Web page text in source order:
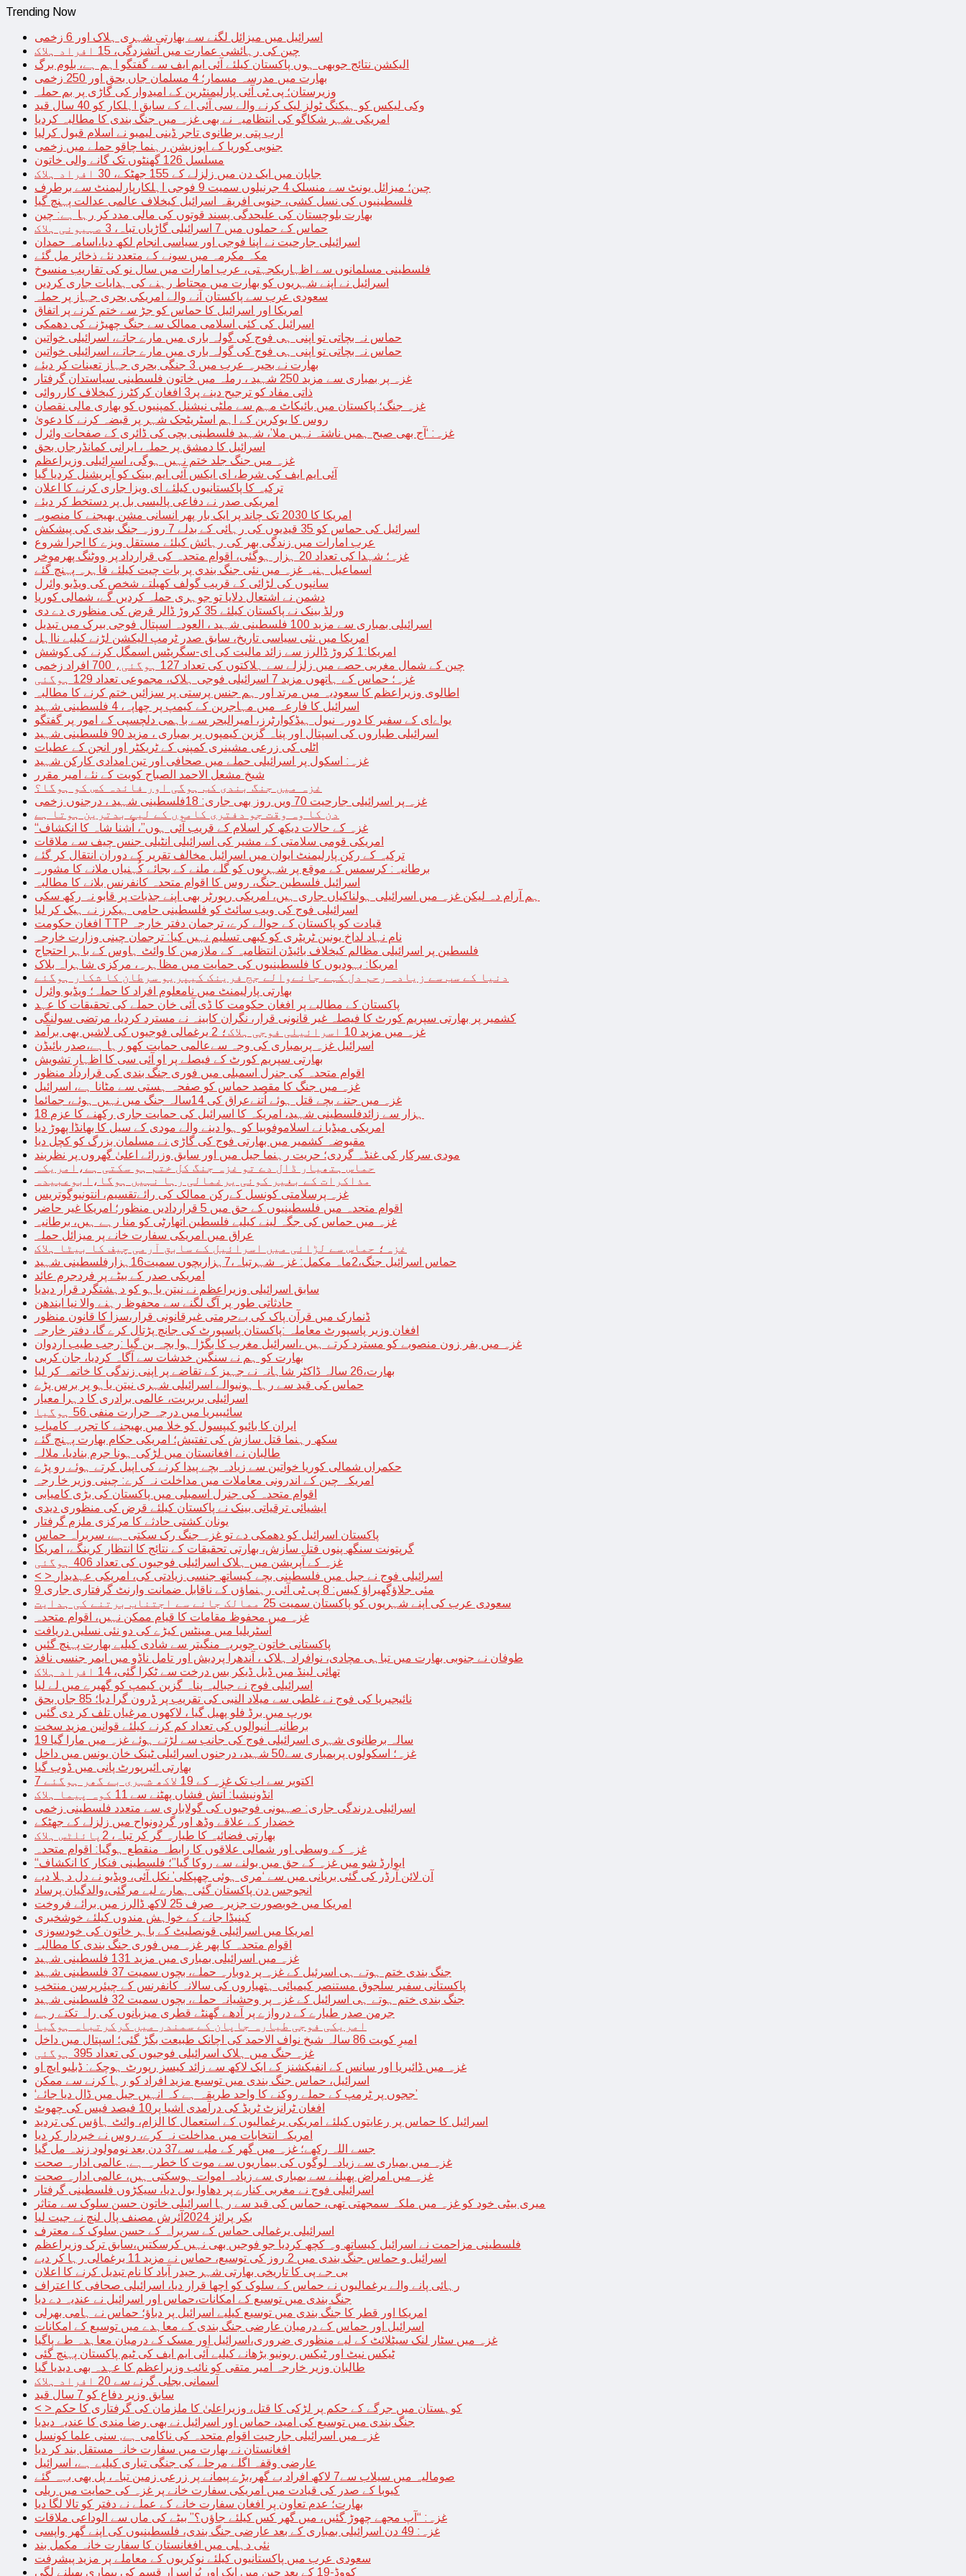
Trending Now
اسرائیل میں میزائل لگنے سے بھارتی شہری ہلاک اور 6 زخمی
چین کی رہائشی عمارت میں آتشزدگی، 15 افراد ہلاک
الیکشن نتائج جوبھی ہوں پاکستان کیلئے آئی ایم ایف سے گفتگو اہم ہے، بلوم برگ
بھارت میں مدرسہ مسمار؛ 4 مسلمان جاں بحق اور 250 زخمی
وزیرستان؛ پی ٹی آئی پارلیمنٹرین کے امیدوار کی گاڑی پر بم حملہ
وکی لیکس کو ہیکنگ ٹولز لیک کرنے والے سی آئی اے کے سابق اہلکار کو 40 سال قید
امریکی شہر شکاگو کی انتظامیہ نے بھی غزہ میں جنگ بندی کا مطالبہ کردیا
ارب پتی برطانوی تاجر ڈینی لیمبو نے اسلام قبول کرلیا
جنوبی کوریا کے اپوزیشن رہنما چاقو حملے میں زخمی
مسلسل 126 گھنٹوں تک گانے والی خاتون
جاپان میں ایک دن میں زلزلے کے 155 جھٹکے، 30 افراد ہلاک
چین؛ میزائل یونٹ سے منسلک 4 جرنیلوں سمیت 9 فوجی اہلکارپارلیمنٹ سے برطرف
فلسطینیوں کی نسل کشی، جنوبی افریقہ اسرائیل کیخلاف عالمی عدالت پہنچ گیا
بھارت بلوچستان کی علیحدگی پسند قوتوں کی مالی مدد کر رہا ہے: چین
حماس کے حملوں میں 7 اسرائیلی گاڑیاں تباہ، 3 صہیونی ہلاک
اسرائیلی جارحیت نے اپنا فوجی اور سیاسی انجام لکھ دیا،اسامہ حمدان
مکہ مکرمہ میں سونے کے متعدد نئے ذخائر مل گئے
فلسطینی مسلمانوں سے اظہاریکجہتی، عرب امارات میں سال نو کی تقاریب منسوخ
اسرائیل نے اپنے شہریوں کو بھارت میں محتاط رہنے کی ہدایات جاری کردیں
سعودی عرب سے پاکستان آنے والے امریکی بحری جہاز پر حملہ
امریکا اور اسرائیل کا حماس کو جڑ سے ختم کرنے پر اتفاق
اسرائیل کی کئی اسلامی ممالک سے جنگ چھیڑنے کی دھمکی
حماس نہ بچاتی تو اپنی ہی فوج کی گولہ باری میں مارے جاتے، اسرائیلی خواتین
حماس نہ بچاتی تو اپنی ہی فوج کی گولہ باری میں مارے جاتے، اسرائیلی خواتین
بھارت نے بحیرہ عرب میں 3 جنگی بحری جہاز تعینات کر دیئے
غزہ پر بمباری سے مزید 250 شہید ، رملہ میں خاتون فلسطینی سیاستدان گرفتار
ذاتی مفاد کو ترجیح دینے پر3 افغان کرکٹرز کیخلاف کارروائی
غزہ جنگ؛ پاکستان میں بائیکاٹ مہم سے ملٹی نیشنل کمپنیوں کو بھاری مالی نقصان
روس کا یوکرین کے اہم اسٹریٹجک شہر پر قبضہ کرنے کا دعویٰ
غزہ: ‘آج بھی صبح ہمیں ناشتہ نہیں ملا’، شہید فلسطینی بچی کی ڈائری کے صفحات وائرل
اسرائیل کا دمشق پر حملہ، ایرانی کمانڈرجاں بحق
غزہ میں جنگ جلد ختم نہیں ہوگی، اسرائیلی وزیراعظم
آئی ایم ایف کی شرط، ای ایکس آئی ایم بینک کو آپریشنل کردیا گیا
ترکیہ کا پاکستانیوں کیلئے ای ویزا جاری کرنے کا اعلان
امریکی صدر نے دفاعی پالیسی بل پر دستخط کر دیئے
امریکا کا 2030 تک چاند پر ایک بار پھر انسانی مشن بھیجنے کا منصوبہ
اسرائیل کی حماس کو 35 قیدیوں کی رہائی کے بدلے 7 روزہ جنگ بندی کی پیشکش
عرب امارات میں زندگی بھر کی رہائش کیلئے مستقل ویزے کا اجرا شروع
غزہ؛ شہدا کی تعداد 20 ہزار ہوگئی، اقوام متحدہ کی قرارداد پر ووٹنگ پھرموخر
اسماعیل ہنیہ غزہ میں نئی جنگ بندی پر بات چیت کیلئے قاہرہ پہنچ گئے
سانپوں کی لڑائی کے قریب گولف کھیلتے شخص کی ویڈیو وائرل
دشمن نے اشتعال دلایا تو جوہری حملہ کردیں گے، شمالی کوریا
ورلڈ بینک نے پاکستان کیلئے 35 کروڑ ڈالر قرض کی منظوری دے دی
اسرائیلی بمباری سے مزید 100 فلسطینی شہید ، العودہ اسپتال فوجی بیرک میں تبدیل
امریکا میں نئی سیاسی تاریخ، سابق صدر ٹرمپ الیکشن لڑنے کیلیے نااہل
امریکا:1 کروڑ ڈالرز سے زائد مالیت کی ای-سگریٹس اسمگل کرنے کی کوشش
چین کے شمال مغربی حصے میں زلزلے سے ہلاکتوں کی تعداد 127 ہوگئی، 700 افراد زخمی
غزہ؛ حماس کے ہاتھوں مزید 7 اسرائیلی فوجی ہلاک، مجموعی تعداد 129 ہوگئی
اطالوی وزیراعظم کا سعودیہ میں مرتد اور ہم جنس پرستی پر سزائیں ختم کرنے کا مطالبہ
اسرائیل کا فارعہ میں مہاجرین کے کیمپ پر چھاپہ، 4 فلسطینی شہید
یواےای کے سفیر کا دورہ نیول ہیڈکوارٹرز، امیرالبحر سے باہمی دلچسپی کے امور پر گفتگو
اسرائیلی طیاروں کی اسپتال اور پناہ گزین کیمپوں پر بمباری ، مزید 90 فلسطینی شہید
اٹلی کی زرعی مشینری کمپنی کے ٹریکٹر اور انجن کے عطیات
غزہ: اسکول پر اسرائیلی حملے میں صحافی اور تین امدادی کارکن شہید
شیخ مشعل الاحمد الصباح کویت کے نئے امیر مقرر
غزہ میں جنگ بندی کب ہوگی اور فائدہ کس کو ہوگا؟
غزہ پر اسرائیلی جارحیت 70 ویں روز بھی جاری: 18فلسطینی شہید ، درجنوں زخمی
دن کا وہ وقت جو دفتری کاموں کے لیے بدترین ہوتا ہے
“غزہ کے حالات دیکھ کر اسلام کے قریب آئی ہوں”، اُشنا شاہ کا انکشاف
امریکی قومی سلامتی کے مشیر کی اسرائیلی انٹیلی جنس چیف سے ملاقات
ترکیہ کے رکن پارلیمنٹ ایوان میں اسرائیل مخالف تقریر کے دوران انتقال کر گئے
برطانیہ: کرسمس کے موقع پر شہریوں کو گلے ملنے کے بجائے کُہنیاں ملانے کا مشورہ
اسرائیل فلسطین جنگ، روس کا اقوام متحدہ کانفرنس بلانے کا مطالبہ
ہم آرام دہ لیکن غزہ میں اسرائیلی ہولناکیاں جاری ہیں، امریکی رپورٹر بھی اپنے جذبات پر قابو نہ رکھ سکی
اسرائیلی فوج کی ویب سائٹ کو فلسطینی حامی ہیکرز نے ہیک کر لیا
افغان حکومت TTP قیادت کو پاکستان کے حوالے کرے، ترجمان دفتر خارجہ
نام نہاد لداخ یونین ٹریٹری کو کبھی تسلیم نہیں کیا: ترجمان چینی وزارت خارجہ
فلسطین پر اسرائیلی مظالم کیخلاف بائیڈن انتظامیہ کے ملازمین کا وائٹ ہاوس کے باہر احتجاج
امریکا: یہودیوں کا فلسطینیوں کی حمایت میں مظاہرہ، مرکزی شاہراہ بلاک
دنیا کے سب سے زیادہ رحم دل کہے جانےوالے جج فرینک کیپریو سرطان کا شکار ہوگئے
بھارتی پارلیمنٹ میں نامعلوم افراد کا حملہ؛ ویڈیو وائرل
پاکستان کے مطالبے پر افغان حکومت کا ڈی آئی خان حملے کی تحقیقات کا عہد
کشمیر پر بھارتی سپریم کورٹ کا فیصلہ غیر قانونی قرار، نگران کابینہ نے مسترد کردیا، مرتضی سولنگی
غزہ میں مزید 10 اسرائیلی فوجی ہلاک؛ 2 یرغمالی فوجیوں کی لاشیں بھی برآمد
اسرائیل غزہ پربمباری کی وجہ سےعالمی حمایت کھو رہا ہے،صدر بائیڈن
بھارتی سپریم کورٹ کے فیصلے پر او آئی سی کا اظہارِ تشویش
اقوام متحدہ کی جنرل اسمبلی میں فوری جنگ بندی کی قرارداد منظور
غزہ میں جنگ کا مقصد حماس کو صفحہ ہستی سے مٹانا ہے، اسرائیل
غزہ میں جتنے بچے قتل ہوئے اُتنےعراق کی 14سالہ جنگ میں نہیں ہوئے، جمائما
18 ہزار سے زائدفلسطینی شہید، امریکہ کا اسرائیل کی حمایت جاری رکھنے کا عزم
امریکی میڈیا نے اسلاموفوبیا کو ہوا دینے والے مودی کے سیل کا بھانڈا پھوڑ دیا
مقبوضہ کشمیر میں بھارتی فوج کی گاڑی نے مسلمان بزرگ کو کچل دیا
مودی سرکار کی غنڈہ گردی؛ حریت رہنما جیل میں اور سابق وزرائے اعلیٰ گھروں پر نظربند
حماس ہتھیار ڈال دے تو غزہ جنگ کل ختم ہو سکتی ہے،امریکہ
مذاکرات کے بغیر کوئی یرغمالی رہا نہیں ہوگا،ابوعبیدہ
غزہ پرسلامتی کونسل کےرکن ممالک کی رائےتقسیم، انتونیوگوتریس
اقوام متحدہ میں فلسطینیوں کے حق میں 5 قراردادیں منظور؛ امریکا غیر حاضر
غزہ میں حماس کی جگہ لینے کیلیے فلسطین اتھارٹی کو منا رہے ہیں، برطانیہ
عراق میں امریکی سفارت خانے پر میزائل حملہ
غزہ؛ حماس سے لڑائی میں اسرائیل کے سابق آرمی چیف کا بیٹا ہلاک
حماس اسرائیل جنگ،2ماہ مکمل: غزہ شہرتباہ،7ہزاربچوں سمیت16ہزارفلسطینی شہید
امریکی صدر کے بیٹے پر فردجرم عائد
سابق اسرائیلی وزیراعظم نے نیتن یاہو کو دہشتگرد قرار دیدیا
حادثاتی طور پر آگ لگنے سے محفوظ رہنے والا نیا ایندھن
ڈنمارک میں قرآن پاک کی بےحرمتی غیرقانونی قرار،سزا کا قانون منظور
افغان وزیر پاسپورٹ معاملہ :پاکستان پاسپورٹ کی جانچ پڑتال کرے گا، دفتر خارجہ
غزہ میں بفر زون منصوبے کو مسترد کرتے ہیں ،اسرائیل مغرب کا بگڑا ہوا بچہ بن گیا :رجب طیب اردوان
بھارت کو ہم نے سنگین خدشات سے آگاہ کردیا، جان کربی
بھارت،26 سالہ ڈاکٹر شاہانہ نے جہیز کے تقاضے پر اپنی زندگی کا خاتمہ کر لیا
حماس کی قید سے رہا ہونیوالے اسرائیلی شہری نیتن یاہو پر برس پڑے
اسرائیلی بربریت، عالمی برادری کا دہرا معیار
سائیبیریا میں درجہ حرارت منفی 56 ہوگیا
ایران کا بائیو کیپسول کو خلا میں بھیجنے کا تجربہ کامیاب
سکھ رہنما قتل سازش کی تفتیش؛ امریکی حکام بھارت پہنچ گئے
طالبان نے افغانستان میں لڑکی ہونا جرم بنادیا، ملالہ
حکمراں شمالی کوریا خواتین سے زیادہ بچے پیدا کرنے کی اپیل کرتے ہوئے رو پڑے
امریکہ چین کے اندرونی معاملات میں مداخلت نہ کرے: چینی وزیر خا رجہ
اقوام متحدہ کی جنرل اسمبلی میں پاکستان کی بڑی کامیابی
ایشیائی ترقیاتی بینک نے پاکستان کیلئے قرض کی منظوری دیدی
یونان کشتی حادثے کا مرکزی ملزم گرفتار
پاکستان اسرائیل کو دھمکی دے تو غزہ جنگ رک سکتی ہے، سربراہ حماس
گرپتونت سنگھ پنوں قتل سازش، بھارتی تحقیقات کے نتائج کا انتظار کرینگے، امریکا
غزہ کے آپریشن میں ہلاک اسرائیلی فوجیوں کی تعداد 406 ہوگئی
< > اسرائیلی فوج نے جیل میں فلسطینی بچے کیساتھ جنسی زیادتی کی، امریکی عہدیدار
9 مئی جلاؤگھیراؤ کیس: 8 پی ٹی آئی رہنماؤں کے ناقابل ضمانت وارنٹ گرفتاری جاری
سعودی عرب کی اپنے شہریوں کو پاکستان سمیت 25 ممالک جانے سے اجتناب برتنے کی ہدایت
غزہ میں محفوظ مقامات کا قیام ممکن نہیں، اقوام متحدہ
آسٹریلیا میں مینٹس کیڑے کی دو نئی نسلیں دریافت
پاکستانی خاتون جویریہ منگیتر سے شادی کیلیے بھارت پہنچ گئیں
طوفان نے جنوبی بھارت میں تباہی مچادی، نوافراد ہلاک ، آندھرا پردیش اور تامل ناڈو میں ایمر جنسی نافذ
تھائی لینڈ میں ڈبل ڈیکر بس درخت سے ٹکرا گئی، 14 افراد ہلاک
اسرائیلی فوج نے جبالیہ پناہ گزین کیمپ کو گھیرے میں لے لیا
نائیجیریا کی فوج نے غلطی سے میلاد النبی کی تقریب پر ڈرون گرا دیا؛ 85 جاں بحق
یورپ میں برڈ فلو پھیل گیا ، لاکھوں مرغیاں تلف کر دی گئیں
برطانیہ آنیوالوں کی تعداد کم کرنے کیلئے قوانین مزید سخت
19 سالہ برطانوی شہری اسرائیلی فوج کی جانب سے لڑتے ہوئے غزہ میں مارا گیا
غزہ؛ اسکولوں پربمباری سے50 شہید، درجنوں اسرائیلی ٹینک خان یونس میں داخل
بھارتی ائیرپورٹ پانی میں ڈوب گیا
7 اکتوبر سے اب تک غزہ کے 19 لاکھ شہری بے گھر ہوگئے
انڈونیشیا: آتش فشاں پھٹنے سے 11 کوہ پیما ہلاک
اسرائیلی درندگی جاری: صہیونی فوجیوں کی گولاباری سے متعدد فلسطینی زخمی
خضدار کے علاقے وڈھ اور گردونواح میں زلزلے کے جھٹکے
بھارتی فضائیہ کا طیارہ گر کر تباہ، 2پائلٹس ہلاک
غزہ کے وسطی اور شمالی علاقوں کا رابطہ منقطع ہوگیا: اقوام متحدہ
“ایوارڈ شو میں غزہ کے حق میں بولنے سے روکا گیا”؛ فلسطینی فنکار کا انکشاف
آن لائن آرڈر کی گئی بریانی میں سے ‘مری ہوئی چھپکلی’ نکل آئی، ویڈیو نے دل دہلا دیے
انجوجس دن پاکستان گئی ہمارے لیے مرگئی،والدگیان پرساد
امریکا میں خوبصورت جزیرہ صرف 25 لاکھ ڈالرز میں برائے فروخت
کینیڈا جانے کے خواہش مندوں کیلئے خوشخبری
امریکا میں اسرائیلی قونصلیٹ کے باہر خاتون کی خودسوزی
اقوام متحدہ کا پھر غزہ میں فوری جنگ بندی کا مطالبہ
غزہ میں اسرائیلی بمباری میں مزید 131 فلسطینی شہید
جنگ بندی ختم ہوتے ہی اسرئیل کے غزہ پر دوبارہ حملے، بچوں سمیت 37 فلسطینی شہید
پاکستانی سفیر سلجوق مستنصر کیمیائی ہتھیاروں کی سالانہ کانفرنس کے چیئرپرسن منتخب
جنگ بندی ختم ہوتے ہی اسرائیل کے غزہ پر وحشیانہ حملے، بچوں سمیت 32 فلسطینی شہید
جرمن صدر طیارے کے دروازے پر آدھے گھنٹے قطری میزبانوں کی راہ تکتے رہے
امریکی فوجی طیارہ جاپان کے سمندر میں گرکرتباہ ہوگیا
امیرِ کویت 86 سالہ شیخ نواف الاحمد کی اچانک طبیعت بگڑ گئی؛ اسپتال میں داخل
غزہ جنگ میں ہلاک اسرائیلی فوجیوں کی تعداد 395 ہوگئی
غزہ میں ڈائیریا اور سانس کے انفیکشنز کے ایک لاکھ سے زائد کیسز رپورٹ ہوچکے: ڈبلیو ایچ او
اسرائیل، حماس جنگ بندی میں توسیع مزید افراد کو رہا کرنے سے ممکن
‘ججوں پر ٹرمپ کے حملے روکنے کا واحد طریقہ ہے کہ انہیں جیل میں ڈال دیا جائے’
افغان ٹرانزٹ ٹریڈ کی درآمدی اشیا پر10 فیصد فیس کی چھوٹ
اسرائیل کا حماس پر رعایتوں کیلئے امریکی یرغمالیوں کے استعمال کا الزام، وائٹ ہاؤس کی تردید
امریکہ انتخابات میں مداخلت نہ کرے، روس نے خبردار کر دیا
جسے اللہ رکھے؛ غزہ میں گھر کے ملبے سے37 دن بعد نومولود زندہ مل گیا
غزہ میں بمباری سے زیادہ لوگوں کی بیماریوں سے موت کا خطرہ ہے, عالمی ادارہ صحت
غزہ میں امراض پھیلنے سے بمباری سے زیادہ اموات ہوسکتی ہیں، عالمی ادارہ صحت
اسرائیلی فوج نے مغربی کنارے پر دھاوا بول دیا، سیکڑوں فلسطینی گرفتار
میری بیٹی خود کو غزہ میں ملکہ سمجھتی تھی، حماس کی قید سے رہا اسرائیلی خاتون حسن سلوک سے متاثر
بکر پرائز 2024آئرش مصنف پال لنچ نے جیت لیا
اسرائیلی یرغمالی حماس کے سربراہ کے حسن سلوک کے معترف
فلسطینی مزاحمت نے اسرائیل کیساتھ وہ کچھ کردیا جو فوجیں بھی نہیں کرسکتیں،سابق ترک وزیراعظم
اسرائیل و حماس جنگ بندی میں 2 روز کی توسیع، حماس نے مزید 11 یرغمالی رہا کر دیے
بی جے پی کا تاریخی بھارتی شہر حیدر آباد کا نام تبدیل کرنے کا اعلان
رہائی پانے والے یرغمالیوں نے حماس کے سلوک کو اچھا قرار دیا، اسرائیلی صحافی کا اعتراف
جنگ بندی میں توسیع کے امکانات،حماس اور اسرائیل نے عندیہ دے دیا
امریکا اور قطر کا جنگ بندی میں توسیع کیلیے اسرائیل پر دباؤ؛ حماس نے ہامی بھرلی
اسرائیل اور حماس کے درمیان عارضی جنگ بندی کے معاہدے میں توسیع کے امکانات
غزہ میں سٹار لنک سیٹلائٹ کے لیے منظوری ضروری،اسرائیل اور مسک کے درمیان معاہدہ طے پاگیا
ٹیکس نیٹ اور ٹیکس ریونیو بڑھانے کیلیے آئی ایم ایف کی ٹیم پاکستان پہنچ گئی
طالبان وزیر خارجہ امیر متقی کو نائب وزیراعظم کا عہدہ بھی دیدیا گیا
آسمانی بجلی گرنے سے 20 افراد ہلاک
سابق وزیر دفاع کو 7 سال قید
< > کوہستان میں جرگے کے حکم پر لڑکی کا قتل، وزیراعلیٰ کا ملزمان کی گرفتاری کا حکم
جنگ بندی میں توسیع کی امید، حماس اور اسرائیل نے بھی رضا مندی کا عندیہ دیدیا
غزہ میں اسرائیلی جارحیت اقوام متحدہ کی ناکامی ہے, سنی علما کونسل
افغانستان نے بھارت میں سفارت خانہ مستقل بند کر دیا
عارضی وقفہ اگلے مرحلے کی جنگی تیاری کیلیے ہے، اسرائیل
صومالیہ میں سیلاب سے7 لاکھ افراد بے گھر،بڑے پیمانے پر زرعی زمین تباہ، پل بھی بہہ گئے
کیوبا کے صدر کی قیادت میں امریکی سفارت خانے پر غزہ کی حمایت میں ریلی
بھارت؛ عدم تعاون پر افغان سفارت خانے کے عملے نے دفتر کو تالا لگا دیا
غزہ: “آپ مجھے چھوڑ گئیں، میں گھر کس کیلئے جاؤں؟” بیٹے کی ماں سے الوداعی ملاقات
غزہ: 49 دن اسرائیلی بمباری کے بعد عارضی جنگ بندی، فلسطینیوں کی اپنے گھر واپسی
نئی دہلی میں افغانستان کا سفارت خانہ مکمل بند
سعودی عرب میں پاکستانیوں کیلئے نوکریوں کے معاملے پر مزید پیشرفت
کووڈ-19 کے بعد چین میں ایک اور پُراسرار قسم کی بیماری پھیلنے لگی